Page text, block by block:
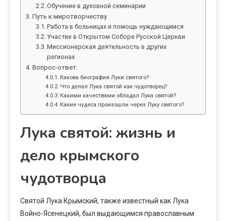
Обучение в духовной семинарии
Путь к миротворчеству
Работа в больницах и помощь нуждающимся
Участие в Открытом Соборе Русской Церкви
Миссионерская деятельность в других
регионах
Вопрос-ответ:
Какова биография Луки святого?
Что делал Лука святой как чудотворец?
Какими качествами обладал Лука святой?
Какие чудеса произошли через Луку святого?
Лука святой: жизнь и
дело крымского
чудотворца
Святой Лука Крымский, также известный как Лука
Войно-Ясенецкий, был выдающимся православным